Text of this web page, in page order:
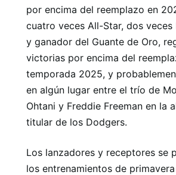
por encima del reemplazo en
cuatro veces All-Star, dos veces
y ganador del Guante de Oro,
victorias por encima del
temporada 2025, y
en algún lugar entre el trío de
Ohtani y Freddie Freeman en la
titular de los Dodgers.
Los lanzadores y receptores se
los entrenamientos de